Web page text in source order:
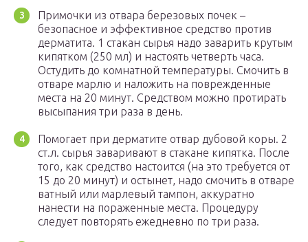
Примочки из отвара березовых почек –
безопасное и эффективное средство против
дерматита. 1 стакан сырья надо заварить крутым
кипятком (250 мл) и настоять четверть часа.
Остудить до комнатной температуры. Смочить в
отваре марлю и наложить на поврежденные
места на 20 минут. Средством можно протирать
высыпания три раза в день.
Помогает при дерматите отвар дубовой коры. 2
ст.л. сырья заваривают в стакане кипятка. После
того, как средство настоится (на это требуется от
15 до 20 минут) и остынет, надо смочить в отваре
ватный или марлевый тампон, аккуратно
нанести на пораженные места. Процедуру
следует повторять ежедневно по три раза.